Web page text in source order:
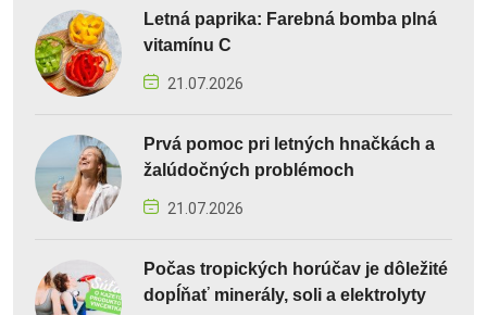
Letná paprika: Farebná bomba plná
vitamínu C
21.07.2026
Prvá pomoc pri letných hnačkách a
žalúdočných problémoch
21.07.2026
Počas tropických horúčav je dôležité
dopĺňať minerály, soli a elektrolyty